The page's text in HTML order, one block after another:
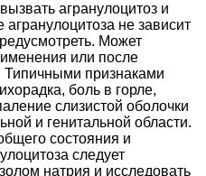
агранулоцитоз и
не зависит
Может
или после
Типичными признаками
боль в горле,
слизистой оболочки
и генитальной области.
состояния и
следует
натрия и исследовать